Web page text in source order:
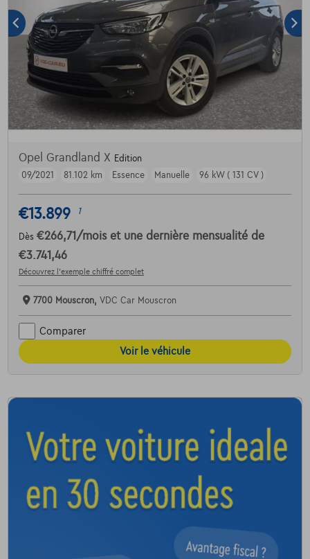
Opel Grandland X Edition
09/2021
81.102 km Essence Manuelle 96 kW ( 131 CV )
€13.899 1
Dès €266,71 /mois et une dernière mensualité de
€3.741,46
Découvrez l’exemple chiffré complet
7700 Mouscron, VDC Car Mouscron
Comparer
Voir le véhicule